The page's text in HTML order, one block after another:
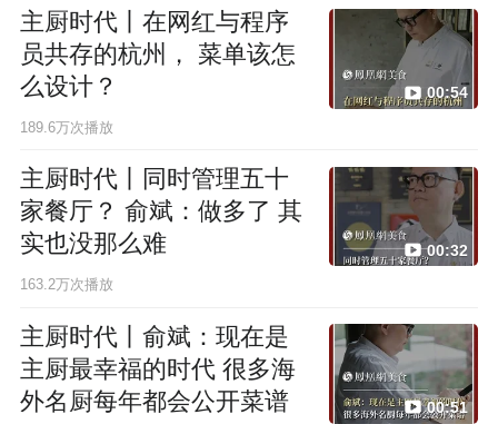
主厨时代丨在网红与程序
员共存的杭州， 菜单该怎
么设计？
189.6万次播放
00:54
主厨时代丨同时管理五十
家餐厅？ 俞斌：做多了 其
实也没那么难
163.2万次播放
00:32
主厨时代丨俞斌：现在是
主厨最幸福的时代 很多海
外名厨每年都会公开菜谱
00:51